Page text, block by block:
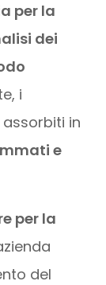
per la
dei
i
in
e
per la
del